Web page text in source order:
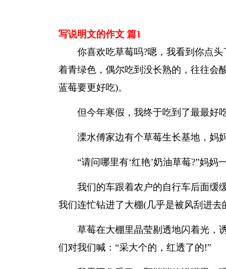
写说明文的作文 篇1
你喜欢吃草莓吗?嗯，我看到你点
着青绿色，偶尔吃到没长熟的，往往
蓝莓要更好吃)。
但今年寒假，我终于吃到了最最好
溧水傅家边有个草莓生长基地，妈
“请问哪里有‘红艳’奶油草莓?”妈妈
我们的车跟着农户的自行车后面缓
我们连忙钻进了大棚(几乎是被风刮进去
草莓在大棚里晶莹剔透地闪着光，
们对我们喊：“采大个的，红透了的!”